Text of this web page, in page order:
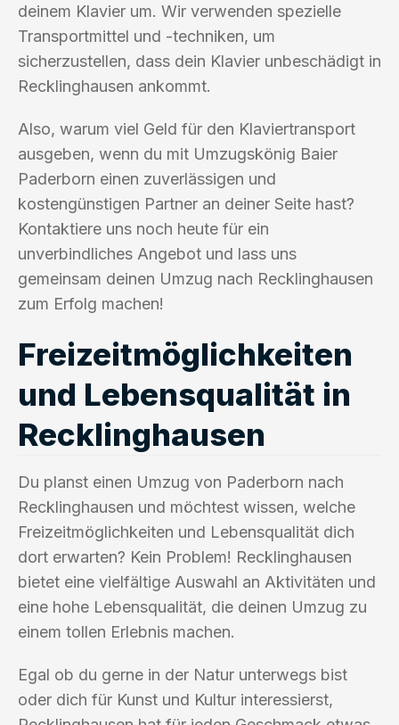
deinem Klavier um. Wir verwenden spezielle
Transportmittel und -techniken, um
sicherzustellen, dass dein Klavier unbeschädigt in
Recklinghausen ankommt.
Also, warum viel Geld für den Klaviertransport
ausgeben, wenn du mit Umzugskönig Baier
Paderborn einen zuverlässigen und
kostengünstigen Partner an deiner Seite hast?
Kontaktiere uns noch heute für ein
unverbindliches Angebot und lass uns
gemeinsam deinen Umzug nach Recklinghausen
zum Erfolg machen!
Freizeitmöglichkeiten
und Lebensqualität in
Recklinghausen
Du planst einen Umzug von Paderborn nach
Recklinghausen und möchtest wissen, welche
Freizeitmöglichkeiten und Lebensqualität dich
dort erwarten? Kein Problem! Recklinghausen
bietet eine vielfältige Auswahl an Aktivitäten und
eine hohe Lebensqualität, die deinen Umzug zu
einem tollen Erlebnis machen.
Egal ob du gerne in der Natur unterwegs bist
oder dich für Kunst und Kultur interessierst,